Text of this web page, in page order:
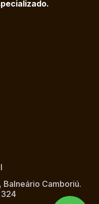
Balneário Camboriú.